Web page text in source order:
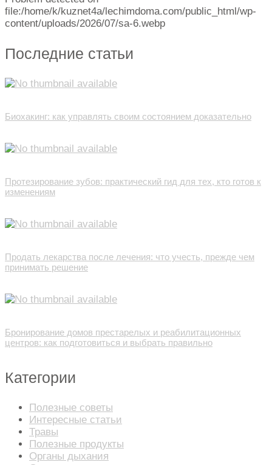
file:/home/k/kuznet4a/lechimdoma.com/public_html/wp-
content/uploads/2026/07/sa-6.webp
Последние статьи
Биохакинг: как управлять своим состоянием доказательно
Протезирование зубов: практический гид для тех, кто готов к
изменениям
Продать лекарства после лечения: что учесть, прежде чем
принимать решение
Бронирование домов престарелых и реабилитационных
центров: как подготовиться и выбрать правильно
Категории
Полезные советы
Интересные статьи
Травы
Полезные продукты
Органы дыхания